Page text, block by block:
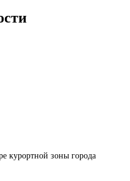
курортной зоны города